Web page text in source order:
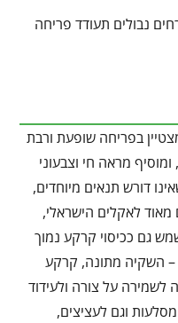
נבולים תעודד פריחה
בפריחה שופעת ורבת
ומוסיף מראה חי וצבעוני
דורש תנאים מיוחדים,
לאקלים הישראלי,
גם ככיסוי קרקע נמוך
– השקיה מתונה, קרקע
לשמירה על צורה ולעידוד
וגם לעציצים,